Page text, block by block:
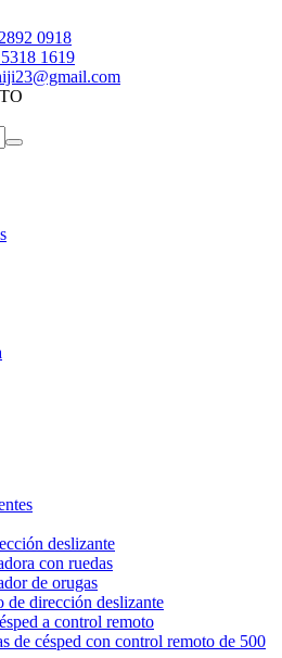
0918
1619
deslizante
con ruedas
de orugas
de dirección deslizante
a control remoto
de césped con control remoto de 500